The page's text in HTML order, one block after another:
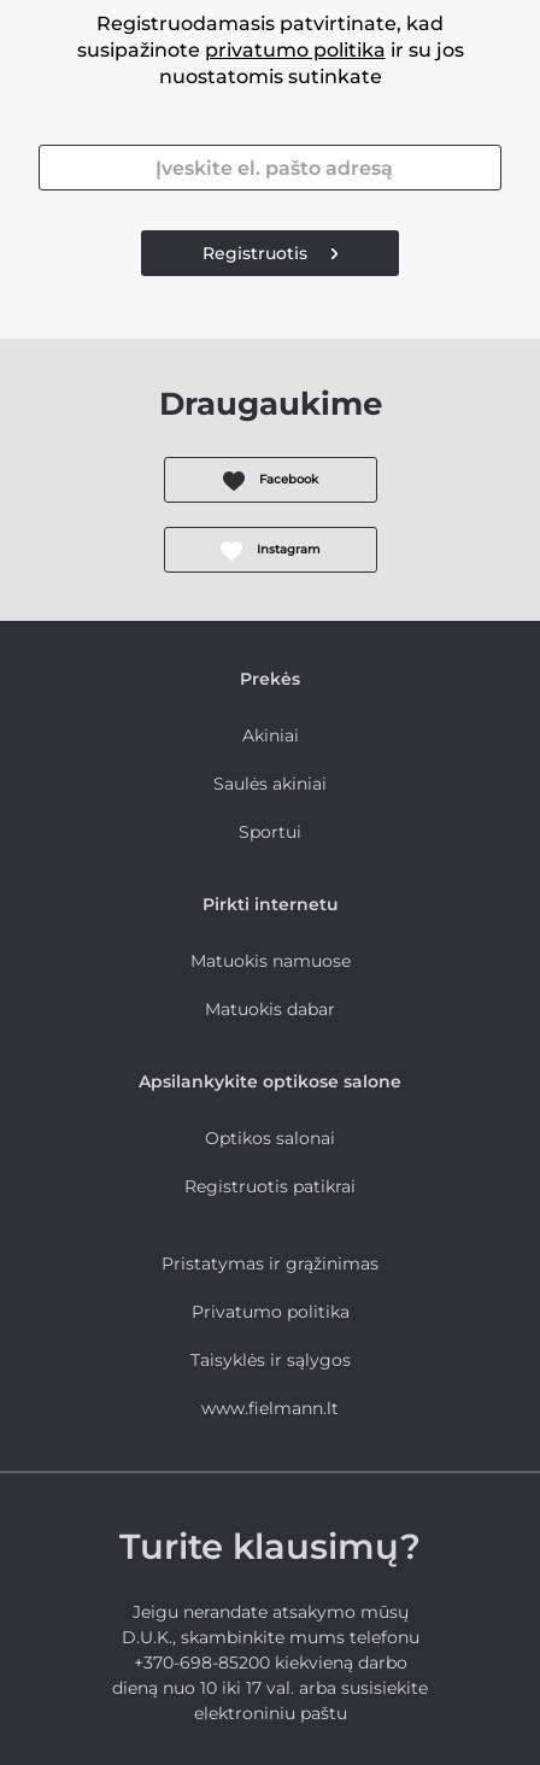
Registruodamasis patvirtinate, kad
susipažinote privatumo politika ir su jos
nuostatomis sutinkate
Registruotis
Draugaukime
Facebook
Instagram
Prekės
Akiniai
Saulės akiniai
Sportui
Pirkti internetu
Matuokis namuose
Matuokis dabar
Apsilankykite optikose salone
Optikos salonai
Registruotis patikrai
Pristatymas ir grąžinimas
Privatumo politika
Taisyklės ir sąlygos
www.fielmann.lt
Turite klausimų?
Jeigu nerandate atsakymo mūsų
D.U.K., skambinkite mums telefonu
+370-698-85200 kiekvieną darbo
dieną nuo 10 iki 17 val. arba susisiekite
elektroniniu paštu